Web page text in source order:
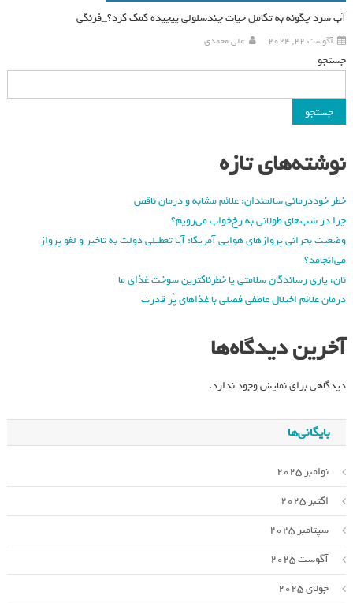
آب سرد چگونه به تکامل حیات چندسلولی پیچیده کمک کرد؟_فرنگی
آگوست 22, 2024 علی محمدی
جستجو
جستجو
نوشته‌های تازه
خطر خوددرمانی سالمندان: علائم مشابه و درمان ناقص
چرا در شب‌های طولانی به رخ‌خواب می‌رویم؟
وضعیت بحرانی پروازهای هوایی آمریکا: آیا تعطیلی دولت به تاخیر و لغو پرواز
می‌انجامد؟
نان، یاری رساندگان سلامتی یا خطرناکترین سوخت غذای ما
درمان علائم اختلال عاطفی فصلی با غذاهای پُر قدرت
آخرین دیدگاه‌ها
دیدگاهی برای نمایش وجود ندارد.
بایگانی‌ها
نوامبر 2025
اکتبر 2025
سپتامبر 2025
آگوست 2025
جولای 2025